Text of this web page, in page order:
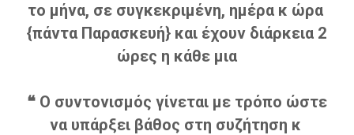
το μήνα, σε συγκεκριμένη, ημέρα κ ώρα
{πάντα Παρασκευή} και έχουν διάρκεια 2
ώρες η κάθε μια
❝ Ο συντονισμός γίνεται με τρόπο ώστε
να υπάρξει βάθος στη συζήτηση κ